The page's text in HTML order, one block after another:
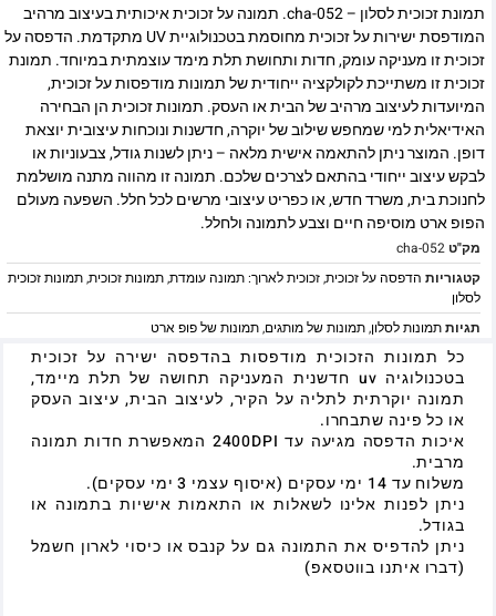
תמונת זכוכית לסלון – cha-052. תמונה על זכוכית איכותית בעיצוב מרהיב
המודפסת ישירות על זכוכית מחוסמת בטכנולוגיית UV מתקדמת. הדפסה על
זכוכית זו מעניקה עומק, חדות ותחושת תלת מימד עוצמתית במיוחד. תמונת
זכוכית זו משתייכת לקולקציה ייחודית של תמונות מודפסות על זכוכית,
המיועדות לעיצוב מרהיב של הבית או העסק. תמונות זכוכית הן הבחירה
האידיאלית למי שמחפש שילוב של יוקרה, חדשנות ונוכחות עיצובית יוצאת
דופן. המוצר ניתן להתאמה אישית מלאה – ניתן לשנות גודל, צבעוניות או
לבקש עיצוב ייחודי בהתאם לצרכים שלכם. תמונה זו מהווה מתנה מושלמת
לחנוכת בית, משרד חדש, או כפריט עיצובי מרשים לכל חלל. השפעה מעולם
הפופ ארט מוסיפה חיים וצבע לתמונה ולחלל.
מק"טcha-052
קטגוריות הדפסה על זכוכית,זכוכית לארוך: תמונה עומדת,תמונות זכוכית,תמונות זכוכית
לסלון
תגיותתמונות לסלון,תמונות של מותגים,תמונות של פופ ארט
כל תמונות הזכוכית מודפסות בהדפסה ישירה על זכוכית
בטכנולוגיה uv חדשנית המעניקה תחושה של תלת מיימד,
תמונה יוקרתית לתליה על הקיר, לעיצוב הבית, עיצוב העסק
או כל פינה שתבחרו.
איכות הדפסה מגיעה עד 2400DPI המאפשרת חדות תמונה
מרבית.
משלוח עד 14 ימי עסקים (איסוף עצמי 3 ימי עסקים).
ניתן לפנות אלינו לשאלות או התאמות אישיות בתמונה או
בגודל.
ניתן להדפיס את התמונה גם על קנבס או כיסוי לארון חשמל
(דברו איתנו בווטסאפ)